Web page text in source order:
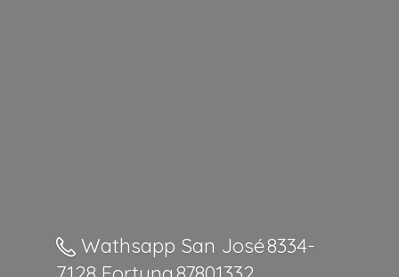
Wathsapp San José 8334-